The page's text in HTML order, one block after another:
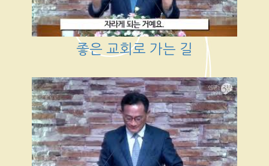
좋은 교회로 가는 길